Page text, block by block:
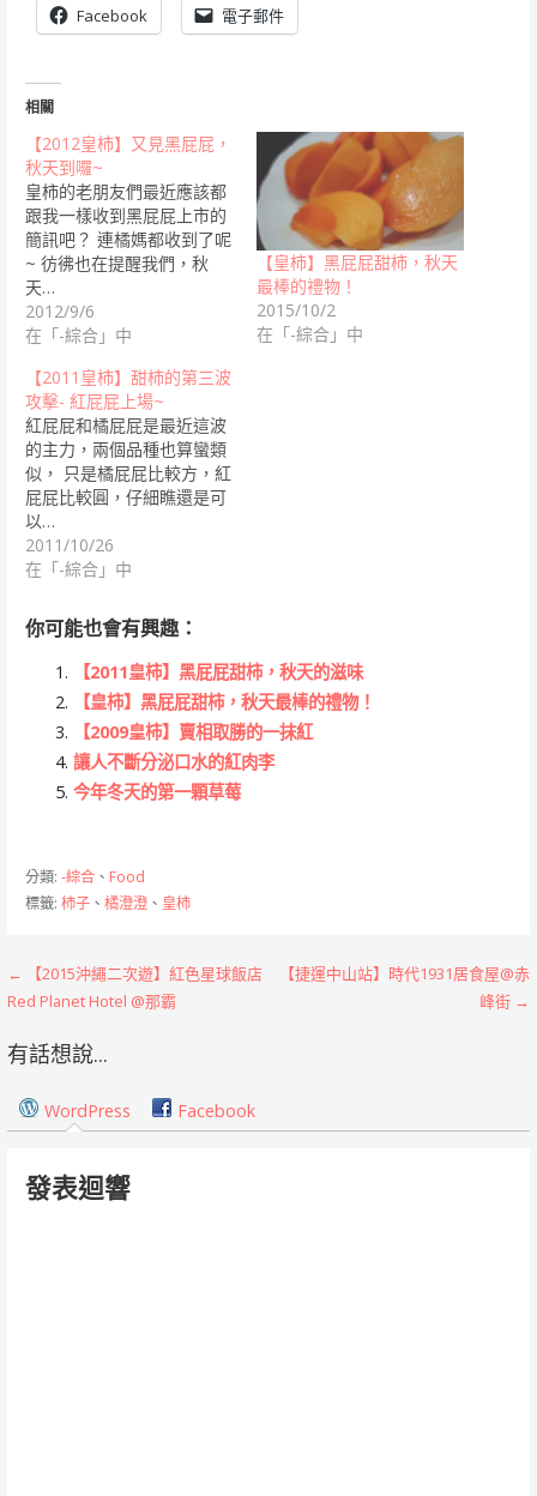
Facebook 電子郵件
相關
【2012皇柿】又見黑屁屁，
秋天到囉~
皇柿的老朋友們最近應該都
跟我一樣收到黑屁屁上市的
簡訊吧？ 連橘媽都收到了呢
~ 彷彿也在提醒我們，秋
天…
2012/9/6
在「-綜合」中
【皇柿】黑屁屁甜柿，秋天
最棒的禮物！
2015/10/2
在「-綜合」中
【2011皇柿】甜柿的第三波
攻擊- 紅屁屁上場~
紅屁屁和橘屁屁是最近這波
的主力，兩個品種也算蠻類
似， 只是橘屁屁比較方，紅
屁屁比較圓，仔細瞧還是可
以…
2011/10/26
在「-綜合」中
你可能也會有興趣：
【2011皇柿】黑屁屁甜柿，秋天的滋味
【皇柿】黑屁屁甜柿，秋天最棒的禮物！
【2009皇柿】賣相取勝的一抹紅
讓人不斷分泌口水的紅肉李
今年冬天的第一顆草莓
分類: -綜合、 Food
標籤: 柿子、 橘澄澄、 皇柿
文
導
覽
← 【2015沖繩二次遊】紅色星球飯店
Red Planet Hotel @那霸
【捷運中山站】時代1931居食屋@赤
峰街 →
有話想說...
WordPress Facebook
發表迴響